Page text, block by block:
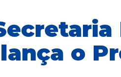
lança o